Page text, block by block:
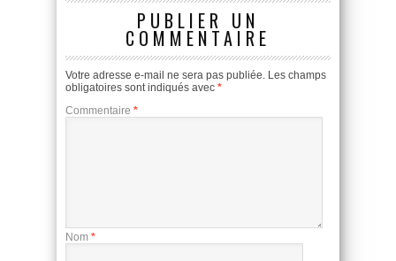
PUBLIER UN
COMMENTAIRE
Votre adresse e-mail ne sera pas publiée. Les champs
obligatoires sont indiqués avec *
Commentaire *
Nom *